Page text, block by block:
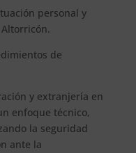
personal y
de
y extranjería en
enfoque técnico,
la seguridad
ante la